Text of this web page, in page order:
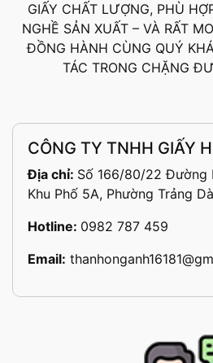
GIẤY CHẤT LƯỢNG, PHÙ
NGHỀ SẢN XUẤT – VÀ RẤT
ĐỒNG HÀNH CÙNG QUÝ
TÁC TRONG CHẶNG
CÔNG TY TNHH GIẤY
Địa chỉ: Số 166/80/22 Đường
Khu Phố 5A, Phường Trảng
Hotline: 0982 787 459
Email: